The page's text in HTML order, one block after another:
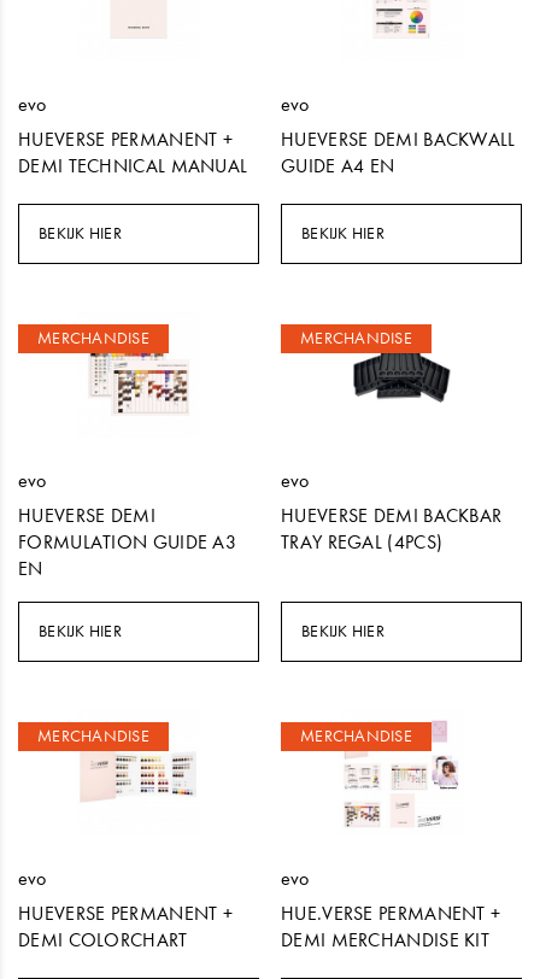
evo
HUEVERSE PERMANENT +
DEMI TECHNICAL MANUAL
BEKIJK HIER
evo
HUEVERSE DEMI BACKWALL
GUIDE A4 EN
BEKIJK HIER
MERCHANDISE
evo
HUEVERSE DEMI
FORMULATION GUIDE A3
EN
BEKIJK HIER
MERCHANDISE
evo
HUEVERSE DEMI BACKBAR
TRAY REGAL (4PCS)
BEKIJK HIER
MERCHANDISE
evo
HUEVERSE PERMANENT +
DEMI COLORCHART
MERCHANDISE
evo
HUE.VERSE PERMANENT +
DEMI MERCHANDISE KIT